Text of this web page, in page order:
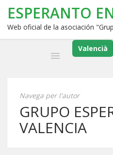
ESPERANTO
Web oficial de la asociación
Valencià
Navega per l'autor
GRUPO
VALENCIA